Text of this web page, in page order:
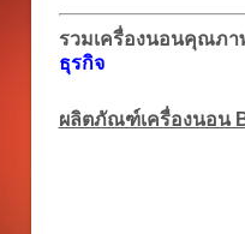
รวมเครื่องนอนคุณภา
ธุรกิจ
ผลิตภัณฑ์เครื่องนอน